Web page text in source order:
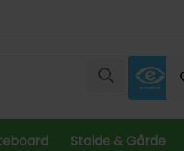
Søg
Stalde & Gårde